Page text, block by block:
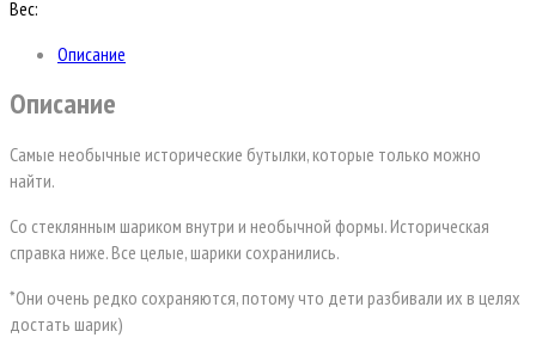
Вес:
Описание
Описание
Самые необычные исторические бутылки, которые только можно
найти.
Со стеклянным шариком внутри и необычной формы. Историческая
справка ниже. Все целые, шарики сохранились.
*Они очень редко сохраняются, потому что дети разбивали их в целях
достать шарик)